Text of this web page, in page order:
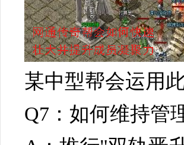
某中型帮会运用
Q7：如何维持管